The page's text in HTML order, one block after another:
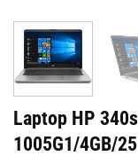
Laptop HP
1005G1/4GB/